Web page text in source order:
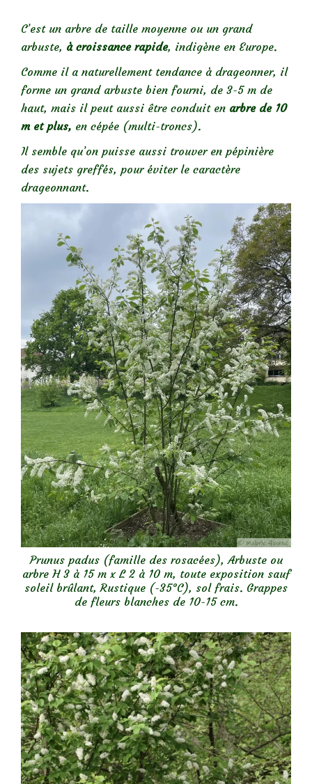
C’est un arbre de taille moyenne ou un grand
arbuste, à croissance rapide, indigène en Europe.
Comme il a naturellement tendance à drageonner, il
forme un grand arbuste bien fourni, de 3-5 m de
haut, mais il peut aussi être conduit en arbre de 10
m et plus, en cépée (multi-troncs).
Il semble qu’on puisse aussi trouver en pépinière
des sujets greffés, pour éviter le caractère
drageonnant.
Prunus padus (famille des rosacées), Arbuste ou
arbre H 3 à 15 m x L 2 à 10 m, toute exposition sauf
soleil brûlant, Rustique (-35°C), sol frais. Grappes
de fleurs blanches de 10-15 cm.